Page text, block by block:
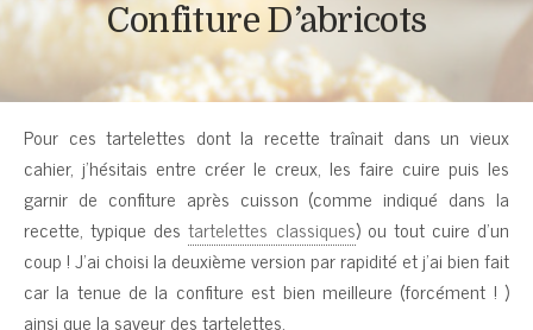
Confiture D’abricots
Pour ces tartelettes dont la recette traînait dans un vieux
cahier, j’hésitais entre créer le creux, les faire cuire puis les
garnir de confiture après cuisson (comme indiqué dans la
recette, typique destartelettes classiques) ou tout cuire d’un
coup ! J’ai choisi la deuxième version par rapidité et j’ai bien fait
car la tenue de la confiture est bien meilleure (forcément ! )
ainsi que la saveur des tartelettes.